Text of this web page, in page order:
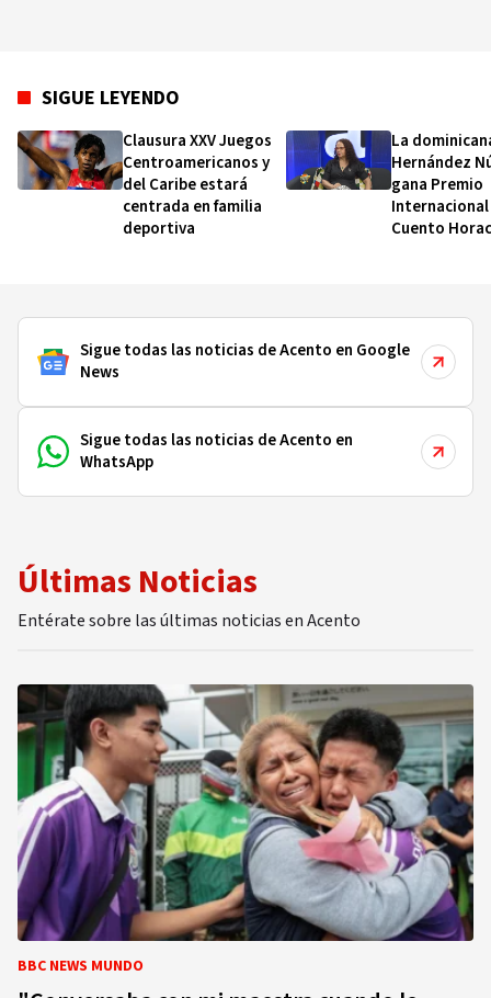
SIGUE LEYENDO
Clausura XXV Juegos
Centroamericanos y
del Caribe estará
centrada en familia
deportiva
La
Hernández
gana Premio
Cuento
Sigue todas las noticias de Acento en Google
News
Sigue todas las noticias de Acento en
WhatsApp